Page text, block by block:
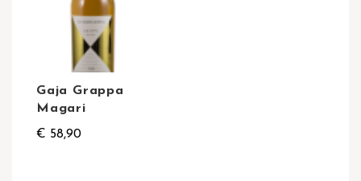
Gaja Grappa
Magari
€ 58,90